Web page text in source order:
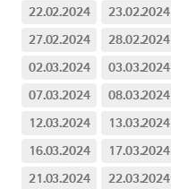
22.02.2024
23.02.2024
27.02.2024
28.02.2024
02.03.2024
03.03.2024
07.03.2024
08.03.2024
12.03.2024
13.03.2024
16.03.2024
17.03.2024
21.03.2024
22.03.2024